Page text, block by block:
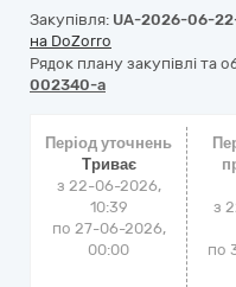
Закупівля: UA-2026-06-
на DoZorro
Рядок плану закупівлі та
002340-a
Період уточнень
Триває
з 22-06-2026,
10:39
по 27-06-2026,
00:00
з
по